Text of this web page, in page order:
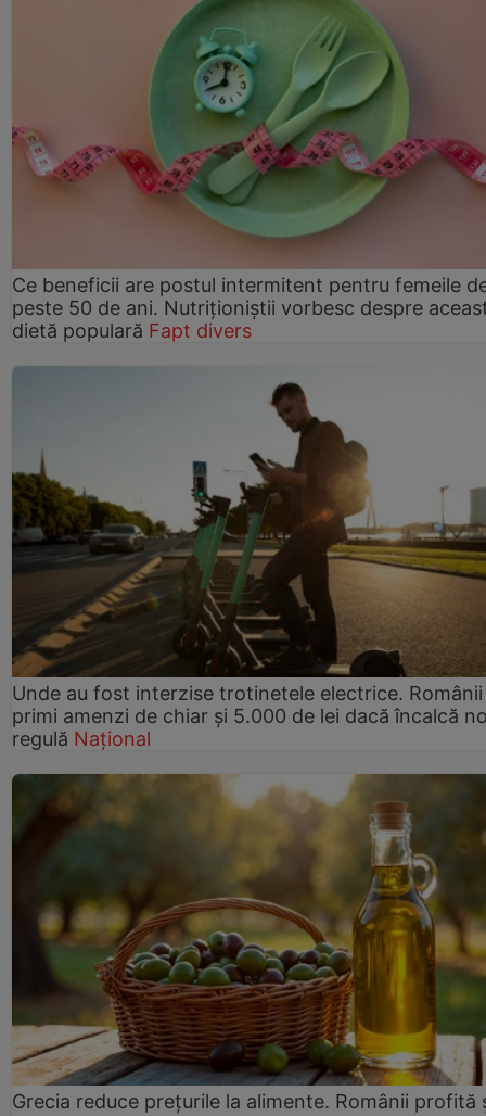
Ce beneficii are postul intermitent pentru femeile
peste 50 de ani. Nutriționiștii vorbesc despre
dietă populară Fapt divers
Unde au fost interzise trotinetele electrice.
primi amenzi de chiar și 5.000 de lei dacă încalcă
regulă Național
Grecia reduce prețurile la alimente. Românii profită